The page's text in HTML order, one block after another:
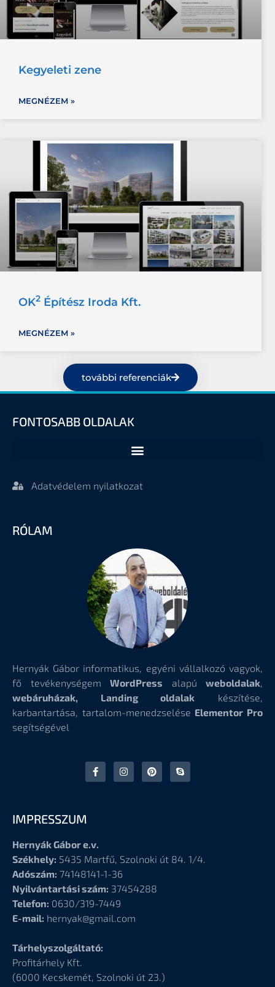
Kegyeleti zene
MEGNÉZEM »
OK2 Építész Iroda Kft.
MEGNÉZEM »
további referenciák
FONTOSABB OLDALAK
Adatvédelem nyilatkozat
RÓLAM
Hernyák Gábor informatikus, egyéni vállalkozó vagyok,
fő tevékenységem WordPress alapú weboldalak,
webáruházak, Landing oldalak készítése,
karbantartása, tartalom-menedzselése Elementor Pro
segítségével
IMPRESSZUM
Hernyák Gábor e.v.
Székhely: 5435 Martfű, Szolnoki út 84. 1/4.
Adószám: 74148141-1-36
Nyilvántartási szám: 37454288
Telefon: 0630/319-7449
E-mail: hernyak@gmail.com
Tárhelyszolgáltató:
Profitárhely Kft.
(6000 Kecskemét, Szolnoki út 23.)